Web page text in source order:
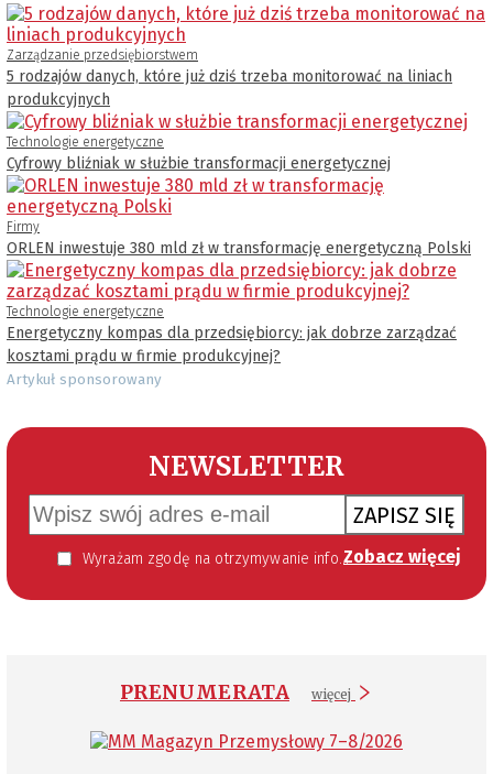
Zarządzanie przedsiębiorstwem
5 rodzajów danych, które już dziś trzeba monitorować na liniach
produkcyjnych
Technologie energetyczne
Cyfrowy bliźniak w służbie transformacji energetycznej
Firmy
ORLEN inwestuje 380 mld zł w transformację energetyczną Polski
Technologie energetyczne
Energetyczny kompas dla przedsiębiorcy: jak dobrze zarządzać
kosztami prądu w firmie produkcyjnej?
Artykuł sponsorowany
NEWSLETTER
ZAPISZ SIĘ
Wyrażam zgodę na otrzymywanie informacji handlowej kierowanej do mnie za pomocą środków komunikacji elektronicznej w szczególności poczty elektronicznej zgodnie z przepisem art. 10 ust 2 ustawy z dnia 18 lipca 2002 roku o świadczeniu usług drogą elektroniczną (Dz. U. 144 z 2002 r. poz. 1204). Zgoda jest dobrowolna, jednak jej wyrażenie jest konieczne, aby otrzymywać newsletter. Zobacz więcej
PRENUMERATA więcej